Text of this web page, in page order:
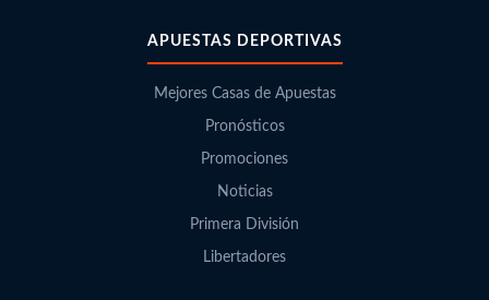
APUESTAS DEPORTIVAS
Mejores Casas de Apuestas
Pronósticos
Promociones
Noticias
Primera División
Libertadores